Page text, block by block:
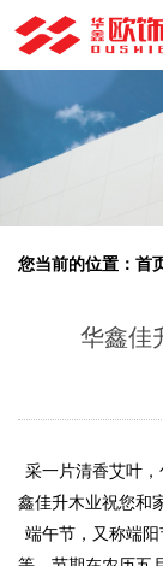
您当前的位置： 首
华鑫佳
采一片清香艾叶
鑫佳升木业祝您和
端午节，又称端